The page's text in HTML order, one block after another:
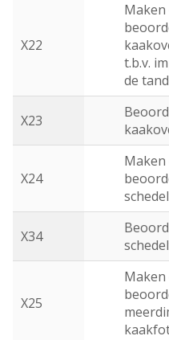
X22
Maken
t.b.v.
de
X23
X24
Maken
X34
X25
Maken